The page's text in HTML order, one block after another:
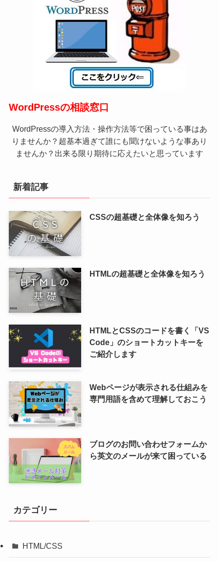
WordPressの相談窓口
WordPressの導入方法・操作方法等で困っている事はあ
りませんか？超基本過ぎて誰にも聞けないような事あり
ませんか？出来る限り期待に応えたいと思っています
新着記事
CSSの超基礎と全体像を知ろう
HTMLの超基礎と全体像を知ろう
HTMLとCSSのコードを書く「VS
Code」のショートカットキーを
ご紹介します
Webページが表示される仕組みを
専門用語を含めて理解しておこう
ブログのお問い合わせフォームか
ら英文のメールが来て困っている
カテゴリー
HTML/CSS